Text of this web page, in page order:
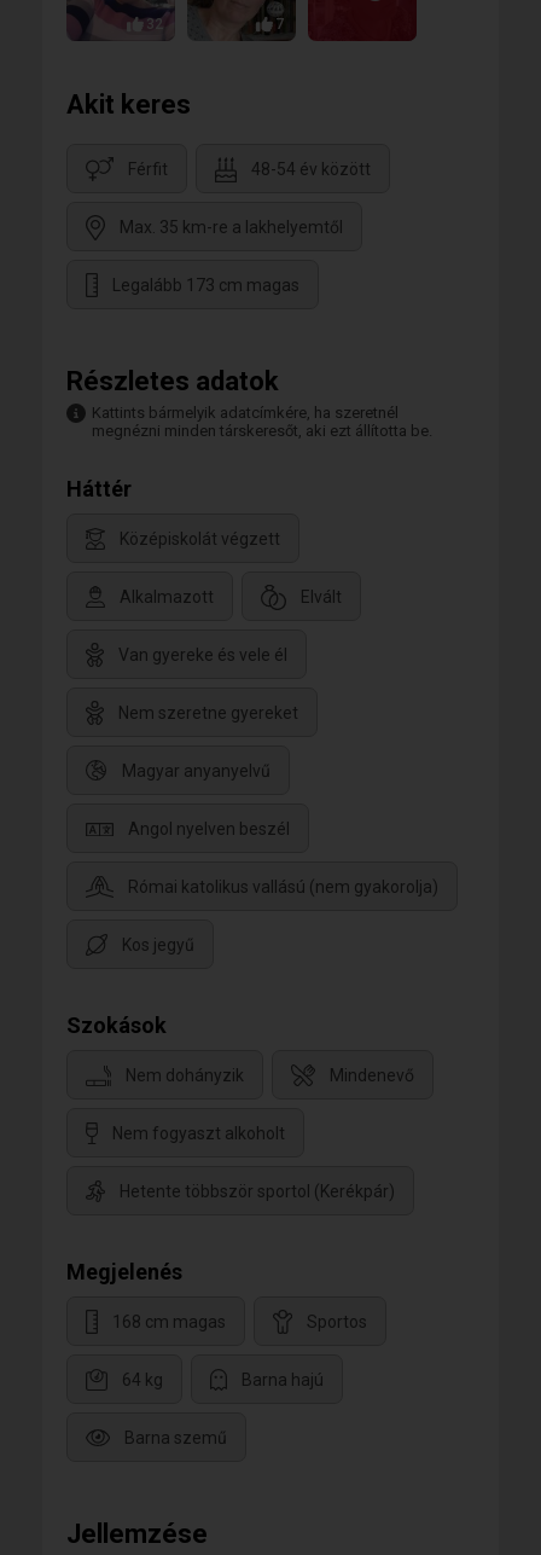
32 7
Akit keres
Férfit 48-54 év között
Max. 35 km-re a lakhelyemtől
Legalább 173 cm magas
Részletes adatok
Kattints bármelyik adatcímkére, ha szeretnél
megnézni minden társkeresőt, aki ezt állította be.
Háttér
Középiskolát végzett
Alkalmazott Elvált
Van gyereke és vele él
Nem szeretne gyereket
Magyar anyanyelvű
Angol nyelven beszél
Római katolikus vallású (nem gyakorolja)
Kos jegyű
Szokások
Nem dohányzik Mindenevő
Nem fogyaszt alkoholt
Hetente többször sportol (Kerékpár)
Megjelenés
168 cm magas Sportos
64 kg Barna hajú
Barna szemű
Jellemzése